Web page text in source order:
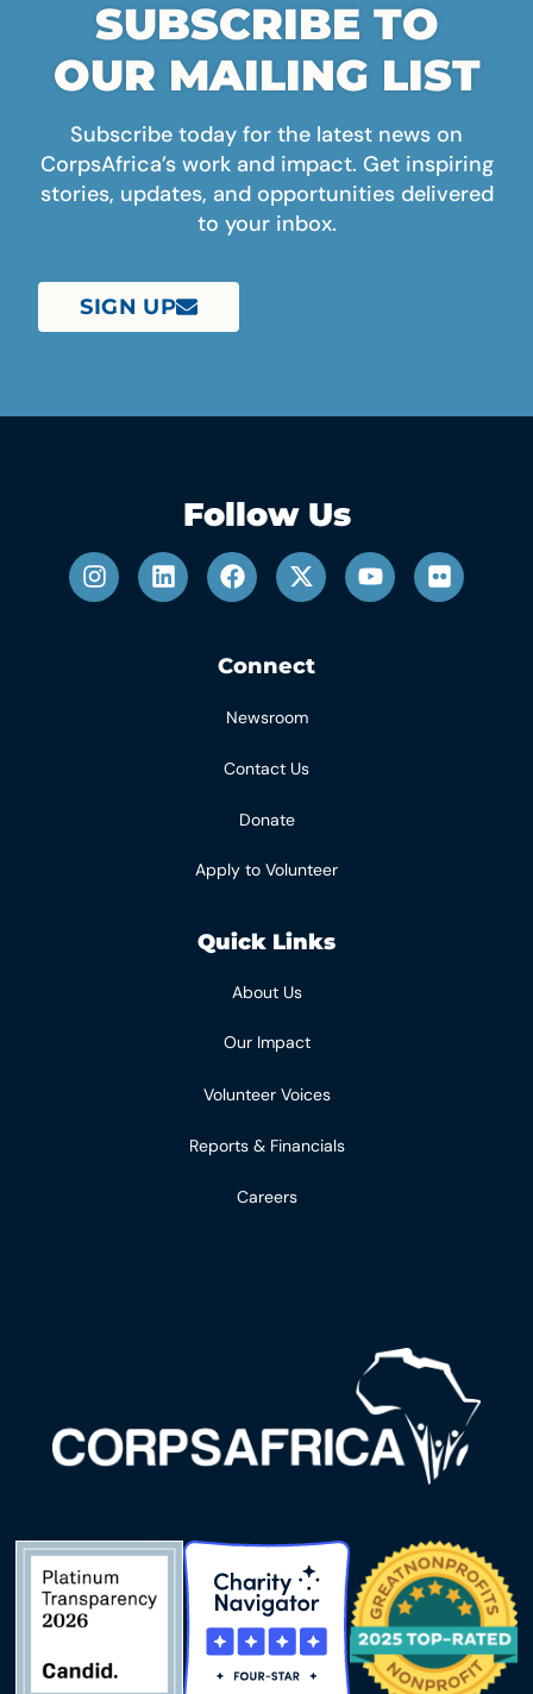
SUBSCRIBE TO
OUR MAILING LIST
Subscribe today for the latest news on
CorpsAfrica’s work and impact. Get inspiring
stories, updates, and opportunities delivered
to your inbox.
SIGN UP
Follow Us
Connect
Newsroom
Contact Us
Donate
Apply to Volunteer
Quick Links
About Us
Our Impact
Volunteer Voices
Reports & Financials
Careers